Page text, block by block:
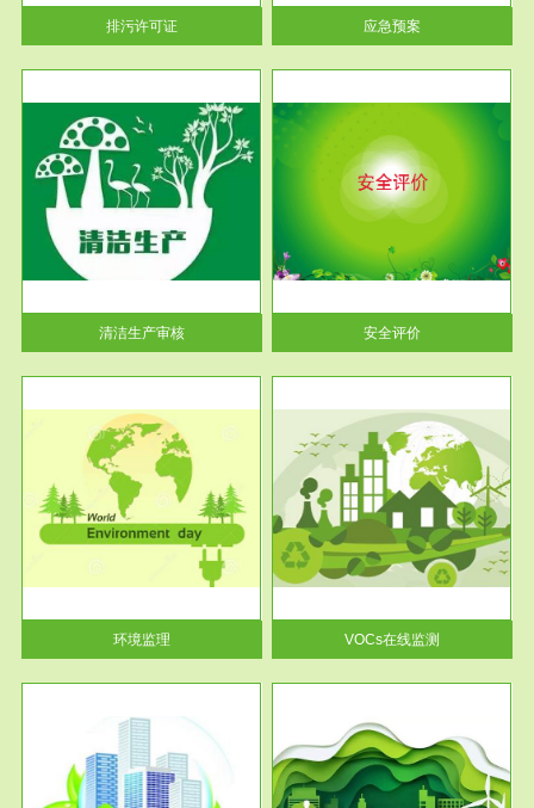
排污许可证
当按照...
应急预案
清洁生产审核
服务范围
安全评价
安全评价安全评价目的是查找、
分析和预测工程、系统、生产经
营活...
安全评价
环境监理
服务范围
VOCs在线监测
根据《重点区域大气污染防
治“十二五”规划》有机废气净化
率达...
VOCs在线监测
服务范围